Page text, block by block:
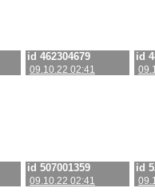
id 462304679
09.10.22 02:41
id
id 507001359
09.10.22 02:41
id